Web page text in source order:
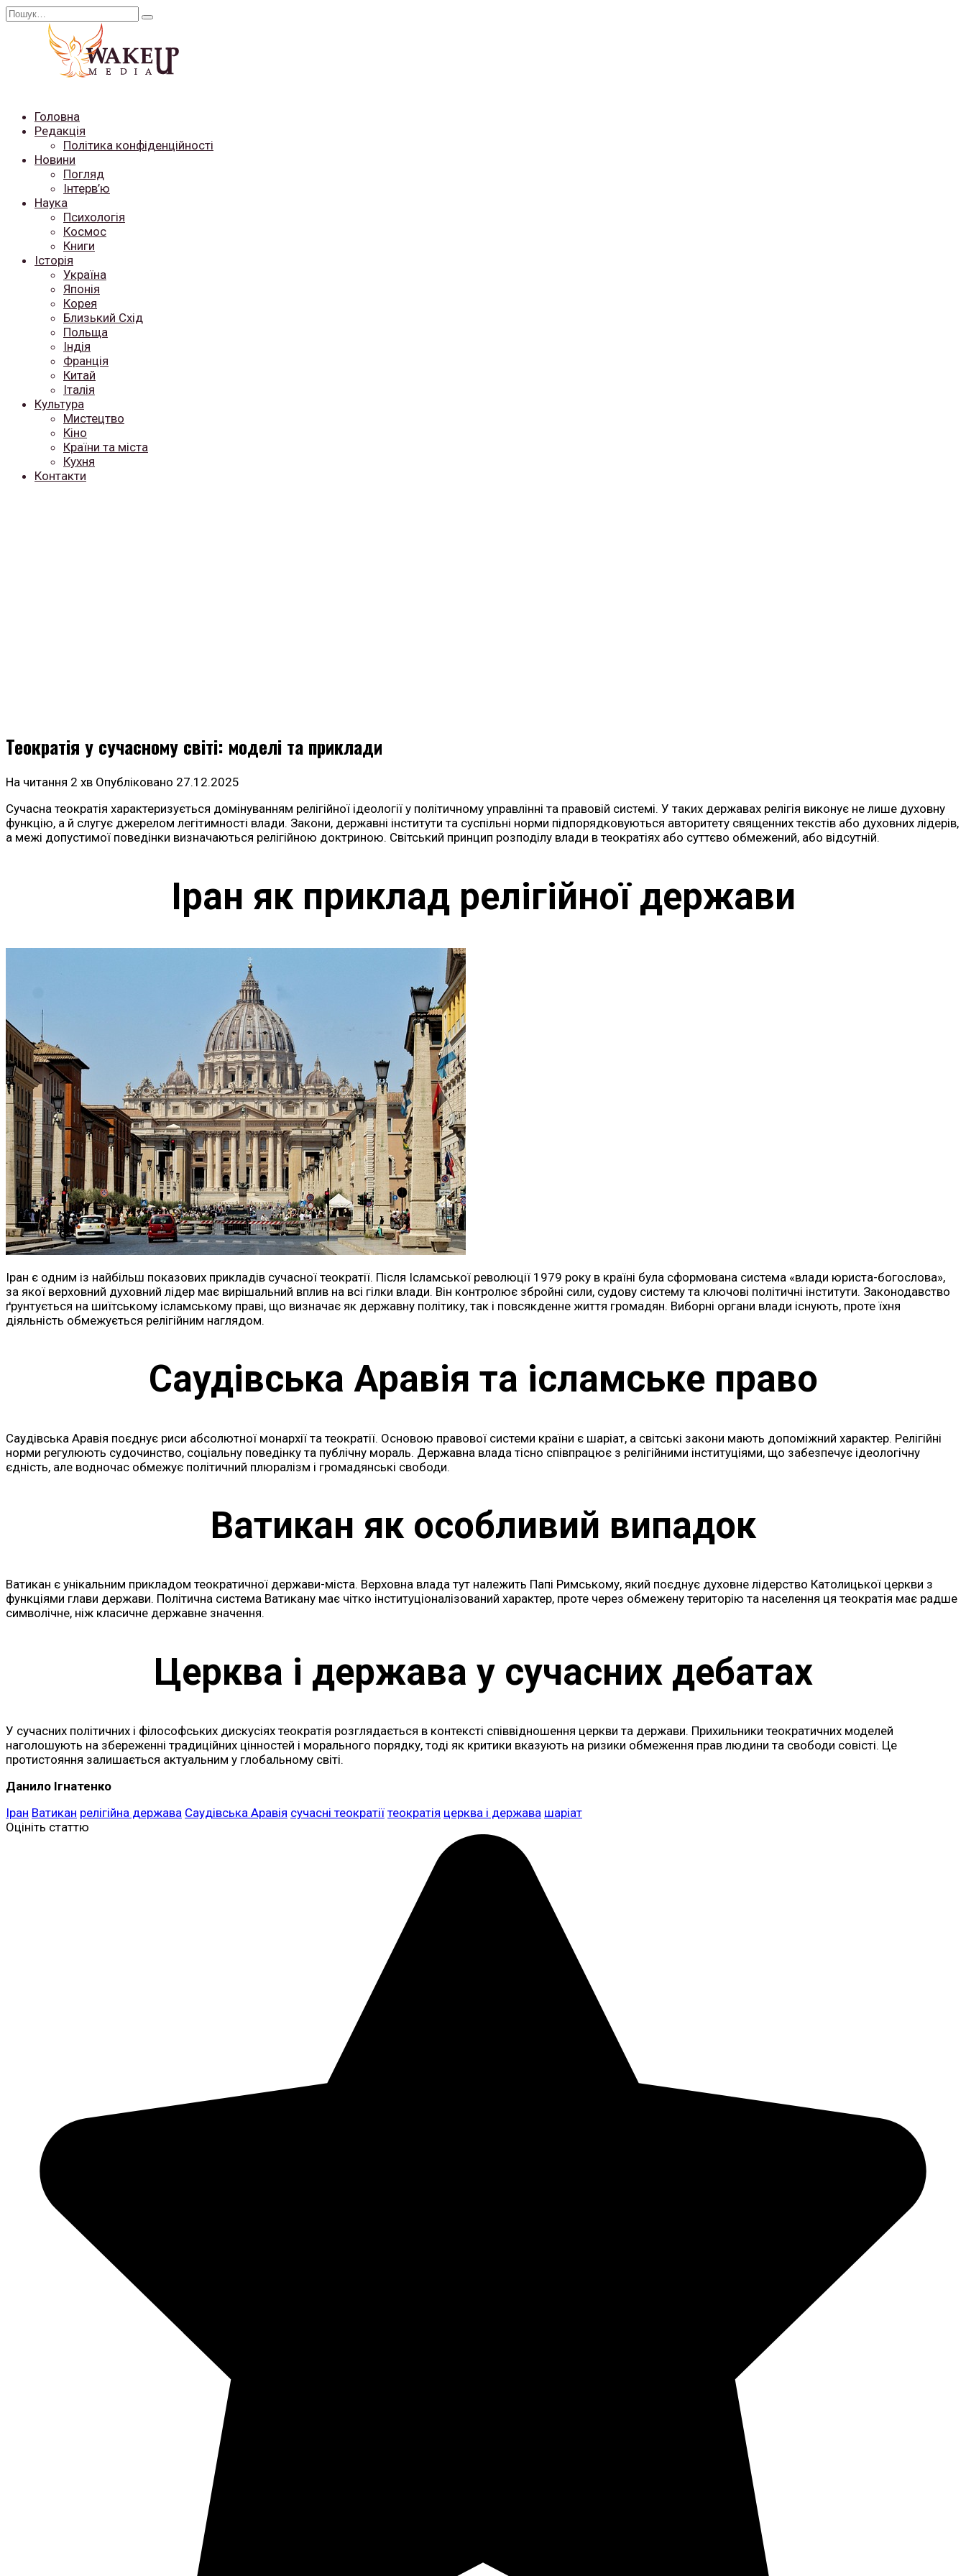
Перейти
Search
Головна
Редакція
Політика конфіденційності
Новини
Погляд
Інтерв’ю
Наука
Психологія
Космос
Книги
Історія
Україна
Японія
Корея
Близький Схід
Польща
Індія
Франція
Китай
Італія
Культура
Мистецтво
Кіно
Країни та міста
Кухня
Контакти
Теократія у сучасному світі: моделі та приклади
На читання 2 хв Опубліковано 27.12.2025
Сучасна теократія характеризується домінуванням релігійної ідеології у політичному управлінні та правовій системі. У таких державах релігія виконує не лише духовну
функцію, а й слугує джерелом легітимності влади. Закони, державні інститути та суспільні норми підпорядковуються авторитету священних текстів або духовних лідерів,
а межі допустимої поведінки визначаються релігійною доктриною. Світський принцип розподілу влади в теократіях або суттєво обмежений, або відсутній.
Іран як приклад релігійної держави
Іран є одним із найбільш показових прикладів сучасної теократії. Після Ісламської революції 1979 року в країні була сформована система «влади юриста-богослова»,
за якої верховний духовний лідер має вирішальний вплив на всі гілки влади. Він контролює збройні сили, судову систему та ключові політичні інститути. Законодавство
ґрунтується на шиїтському ісламському праві, що визначає як державну політику, так і повсякденне життя громадян. Виборні органи влади існують, проте їхня
діяльність обмежується релігійним наглядом.
Саудівська Аравія та ісламське право
Саудівська Аравія поєднує риси абсолютної монархії та теократії. Основою правової системи країни є шаріат, а світські закони мають допоміжний характер. Релігійні
норми регулюють судочинство, соціальну поведінку та публічну мораль. Державна влада тісно співпрацює з релігійними інституціями, що забезпечує ідеологічну
єдність, але водночас обмежує політичний плюралізм і громадянські свободи.
Ватикан як особливий випадок
Ватикан є унікальним прикладом теократичної держави-міста. Верховна влада тут належить Папі Римському, який поєднує духовне лідерство Католицької церкви з
функціями глави держави. Політична система Ватикану має чітко інституціоналізований характер, проте через обмежену територію та населення ця теократія має радше
символічне, ніж класичне державне значення.
Церква і держава у сучасних дебатах
У сучасних політичних і філософських дискусіях теократія розглядається в контексті співвідношення церкви та держави. Прихильники теократичних моделей
наголошують на збереженні традиційних цінностей і морального порядку, тоді як критики вказують на ризики обмеження прав людини та свободи совісті. Це
протистояння залишається актуальним у глобальному світі.
Данило Ігнатенко
Іран Ватикан релігійна держава Саудівська Аравія сучасні теократії теократія церква і держава шаріат
Оцініть статтю